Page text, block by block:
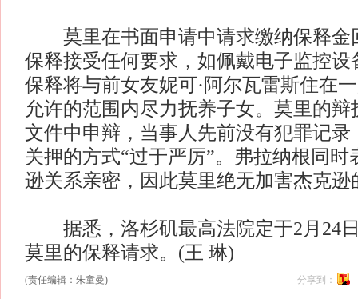
莫里在书面申请中请求缴纳保释金
保释接受任何要求，如佩戴电子监控设
保释将与前女友妮可·阿尔瓦雷斯住在
允许的范围内尽力抚养子女。莫里的
文件中申辩，当事人先前没有犯罪记录
关押的方式“过于严厉”。弗拉纳根同时
逊关系亲密，因此莫里绝无加害杰克逊
据悉，洛杉矶最高法院定于2月24
莫里的保释请求。(王 琳)
(责任编辑：朱童曼) 分享到：